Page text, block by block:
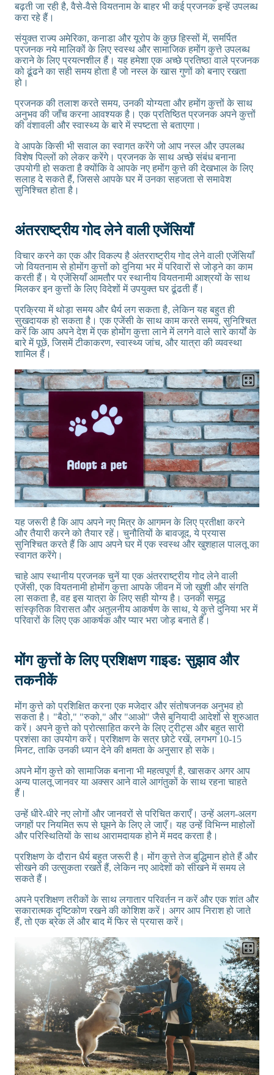
बढ़ती जा रही है, वैसे-वैसे वियतनाम के बाहर भी कई प्रजनक इन्हें उपलब्ध
करा रहे हैं।
संयुक्त राज्य अमेरिका, कनाडा और यूरोप के कुछ हिस्सों में, समर्पित
प्रजनक नये मालिकों के लिए स्वस्थ और सामाजिक हमोंग कुत्ते उपलब्ध
कराने के लिए प्रयत्नशील हैं। यह हमेशा एक अच्छे प्रतिष्ठा वाले प्रजनक
को ढूंढने का सही समय होता है जो नस्ल के खास गुणों को बनाए रखता
हो।
प्रजनक की तलाश करते समय, उनकी योग्यता और हमोंग कुत्तों के साथ
अनुभव की जाँच करना आवश्यक है। एक प्रतिष्ठित प्रजनक अपने कुत्तों
की वंशावली और स्वास्थ्य के बारे में स्पष्टता से बताएगा।
वे आपके किसी भी सवाल का स्वागत करेंगे जो आप नस्ल और उपलब्ध
विशेष पिल्लों को लेकर करेंगे। प्रजनक के साथ अच्छे संबंध बनाना
उपयोगी हो सकता है क्योंकि वे आपके नए हमोंग कुत्ते की देखभाल के लिए
सलाह दे सकते हैं, जिससे आपके घर में उनका सहजता से समावेश
सुनिश्चित होता है।
अंतरराष्ट्रीय गोद लेने वाली एजेंसियाँ
विचार करने का एक और विकल्प है अंतरराष्ट्रीय गोद लेने वाली एजेंसियाँ
जो वियतनाम से होमोंग कुत्तों को दुनिया भर में परिवारों से जोड़ने का काम
करती हैं। ये एजेंसियाँ आमतौर पर स्थानीय वियतनामी आश्रयों के साथ
मिलकर इन कुत्तों के लिए विदेशों में उपयुक्त घर ढूंढती हैं।
प्रक्रिया में थोड़ा समय और धैर्य लग सकता है, लेकिन यह बहुत ही
सुखदायक हो सकता है। एक एजेंसी के साथ काम करते समय, सुनिश्चित
करें कि आप अपने देश में एक होमोंग कुत्ता लाने में लगने वाले सारे कार्यों के
बारे में पूछें, जिसमें टीकाकरण, स्वास्थ्य जांच, और यात्रा की व्यवस्था
शामिल हैं।
यह जरूरी है कि आप अपने नए मित्र के आगमन के लिए प्रतीक्षा करने
और तैयारी करने को तैयार रहें। चुनौतियों के बावजूद, ये प्रयास
सुनिश्चित करते हैं कि आप अपने घर में एक स्वस्थ और खुशहाल पालतू का
स्वागत करेंगे।
चाहे आप स्थानीय प्रजनक चुनें या एक अंतरराष्ट्रीय गोद लेने वाली
एजेंसी, एक वियतनामी होमोंग कुत्ता आपके जीवन में जो खुशी और संगति
ला सकता है, वह इस यात्रा के लिए सही योग्य है। उनकी समृद्ध
सांस्कृतिक विरासत और अतुलनीय आकर्षण के साथ, ये कुत्ते दुनिया भर में
परिवारों के लिए एक आकर्षक और प्यार भरा जोड़ बनाते हैं।
मोंग कुत्तों के लिए प्रशिक्षण गाइड: सुझाव और
तकनीकें
मोंग कुत्ते को प्रशिक्षित करना एक मजेदार और संतोषजनक अनुभव हो
सकता है। "बैठो," "रुको," और "आओ" जैसे बुनियादी आदेशों से शुरुआत
करें। अपने कुत्ते को प्रोत्साहित करने के लिए ट्रीट्स और बहुत सारी
प्रशंसा का उपयोग करें। प्रशिक्षण के सत्र छोटे रखें, लगभग 10-15
मिनट, ताकि उनकी ध्यान देने की क्षमता के अनुसार हो सके।
अपने मोंग कुत्ते को सामाजिक बनाना भी महत्वपूर्ण है, खासकर अगर आप
अन्य पालतू जानवर या अक्सर आने वाले आगंतुकों के साथ रहना चाहते
हैं।
उन्हें धीरे-धीरे नए लोगों और जानवरों से परिचित कराएँ। उन्हें अलग-अलग
जगहों पर नियमित रूप से घूमने के लिए ले जाएँ। यह उन्हें विभिन्न माहोलों
और परिस्थितियों के साथ आरामदायक होने में मदद करता है।
प्रशिक्षण के दौरान धैर्य बहुत जरूरी है। मोंग कुत्ते तेज बुद्धिमान होते हैं और
सीखने की उत्सुकता रखते हैं, लेकिन नए आदेशों को सीखने में समय ले
सकते हैं।
अपने प्रशिक्षण तरीकों के साथ लगातार परिवर्तन न करें और एक शांत और
सकारात्मक दृष्टिकोण रखने की कोशिश करें। अगर आप निराश हो जाते
हैं, तो एक ब्रेक लें और बाद में फिर से प्रयास करें।